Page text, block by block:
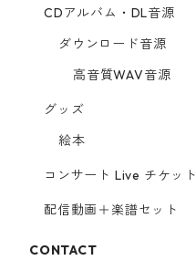
CDアルバム・DL音源
ダウンロード音源
高音質WAV音源
グッズ
絵本
コンサート Live チケット
配信動画＋楽譜セット
CONTACT